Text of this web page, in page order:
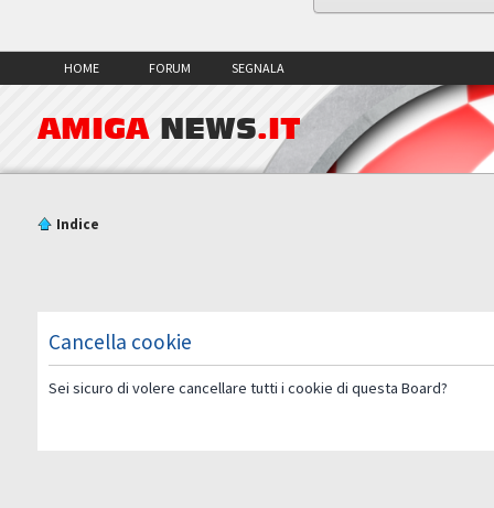
HOME FORUM SEGNALA
AMIGA NEWS.IT
Indice
Cancella cookie
Sei sicuro di volere cancellare tutti i cookie di questa Board?